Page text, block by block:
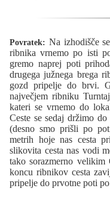
Povratek: Na izhodišče
ribnika vrnemo po isti
gremo naprej poti
drugega južnega brega
gozd pripelje do brvi.
največjem ribniku
kateri se vrnemo do
Ceste se sedaj držimo
(desno smo prišli po
metrih hoje nas cesta
slikovita cesta nas vodi
tako sorazmerno
koncu ribnikov cesta
pripelje do prvotne poti